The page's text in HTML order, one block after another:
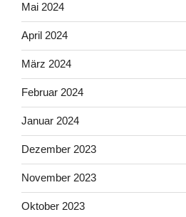
Mai 2024
April 2024
März 2024
Februar 2024
Januar 2024
Dezember 2023
November 2023
Oktober 2023